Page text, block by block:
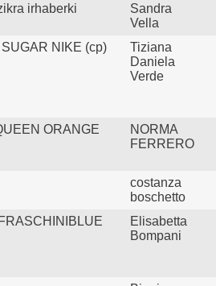
irhaberki
Sandra
Vella
NIKE (cp)
Tiziana
Daniela
Verde
ORANGE
NORMA
FERRERO
costanza
boschetto
Elisabetta
Bompani